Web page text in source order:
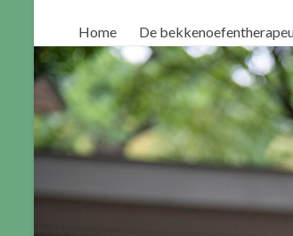
Home De